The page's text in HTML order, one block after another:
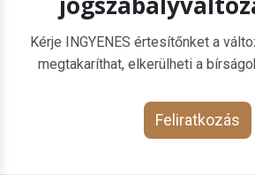
Kérje INGYENES értesítőnket a
megtakaríthat, elkerülheti a
Feliratkozás